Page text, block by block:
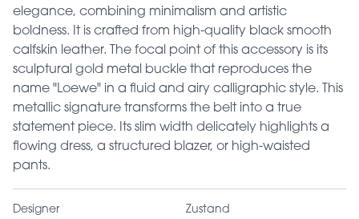
elegance, combining minimalism and artistic
boldness. It is crafted from high-quality black smooth
calfskin leather. The focal point of this accessory is its
sculptural gold metal buckle that reproduces the
name "Loewe" in a fluid and airy calligraphic style. This
metallic signature transforms the belt into a true
statement piece. Its slim width delicately highlights a
flowing dress, a structured blazer, or high-waisted
pants.
Designer
Zustand